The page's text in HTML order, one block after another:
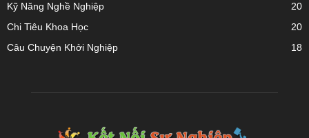
Kỹ Năng Nghề Nghiệp
20
Chi Tiêu Khoa Học
20
Câu Chuyện Khởi Nghiệp
18